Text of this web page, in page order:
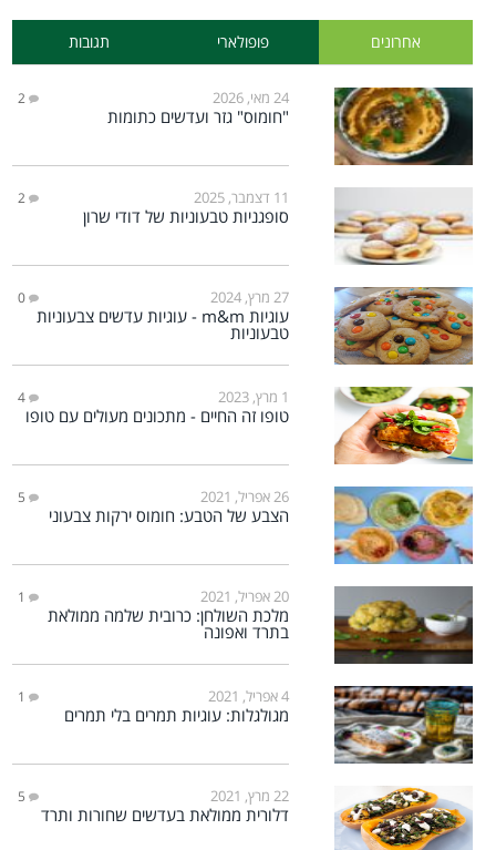
אחרונים פופולארי תגובות
24 מאי, 2026 2
"חומוס" גזר ועדשים כתומות
11 דצמבר, 2025 2
סופגניות טבעוניות של דודי שרון
27 מרץ, 2024 0
עוגיות m&m - עוגיות עדשים צבעוניות
טבעוניות
1 מרץ, 2023 4
טופו זה החיים - מתכונים מעולים עם טופו
26 אפריל, 2021 5
הצבע של הטבע: חומוס ירקות צבעוני
20 אפריל, 2021 1
מלכת השולחן: כרובית שלמה ממולאת
בתרד ואפונה
4 אפריל, 2021 1
מגולגלות: עוגיות תמרים בלי תמרים
22 מרץ, 2021 5
דלורית ממולאת בעדשים שחורות ותרד